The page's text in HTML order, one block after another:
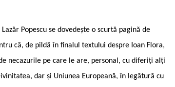
Popescu se dovedește o scurtă pagină de
că, de pildă în finalul textului despre Ioan Flora,
necazurile pe care le are, personal, cu diferiți alți
dar și Uniunea Europeană, în legătură cu